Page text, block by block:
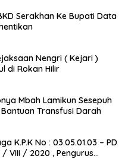
Serakhan Ke Bupati Data
Nengri ( Kejari )
di Rokan Hilir
Mbah Lamikun Sesepuh
Transfusi Darah
– PD
/ VIII / 2020 , Pengurus